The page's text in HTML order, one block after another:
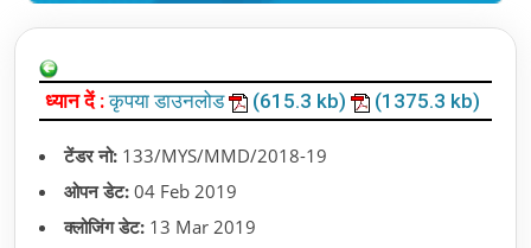
ध्यान दें :कृपया डाउनलोड (615.3 kb) (1375.3 kb)
टेंडर नो: 133/MYS/MMD/2018-19
ओपन डेट: 04 Feb 2019
क्लोजिंग डेट: 13 Mar 2019